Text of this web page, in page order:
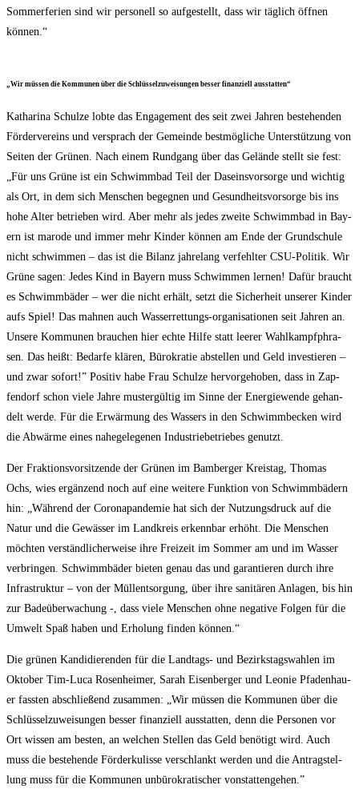
Som­mer­fe­ri­en sind wir per­so­nell so auf­ge­stellt, dass wir täg­lich öff­nen
können.“
„Wir müs­sen die Kom­mu­nen über die Schlüs­sel­zu­wei­sun­gen bes­ser finan­zi­ell ausstatten“
Katha­ri­na Schul­ze lob­te das Enga­ge­ment des seit zwei Jah­ren bestehen­den
För­der­ver­eins und ver­sprach der Gemein­de best­mög­li­che Unter­stüt­zung von
Sei­ten der Grü­nen. Nach einem Rund­gang über das Gelän­de stellt sie fest:
„Für uns Grü­ne ist ein Schwimm­bad Teil der Daseins­vor­sor­ge und wich­tig
als Ort, in dem sich Men­schen begeg­nen und Gesund­heits­vor­sor­ge bis ins
hohe Alter betrie­ben wird. Aber mehr als jedes zwei­te Schwimm­bad in Bay­
ern ist maro­de und immer mehr Kin­der kön­nen am Ende der Grund­schu­le
nicht schwim­men – das ist die Bilanz jah­re­lang ver­fehl­ter CSU-Poli­tik. Wir
Grü­ne sagen: Jedes Kind in Bay­ern muss Schwim­men ler­nen! Dafür braucht
es Schwimm­bä­der – wer die nicht erhält, setzt die Sicher­heit unse­rer Kin­der
aufs Spiel! Das mah­nen auch Was­ser­ret­tungs-orga­ni­sa­tio­nen seit Jah­ren an.
Unse­re Kom­mu­nen brau­chen hier ech­te Hil­fe statt lee­rer Wahl­kampf­phra­
sen. Das heißt: Bedar­fe klä­ren, Büro­kra­tie abstel­len und Geld inves­tie­ren –
und zwar sofort!” Posi­tiv habe Frau Schul­ze her­vor­ge­ho­ben, dass in Zap­
fen­dorf schon vie­le Jah­re mus­ter­gül­tig im Sin­ne der Ener­gie­wen­de gehan­
delt wer­de. Für die Erwär­mung des Was­sers in den Schwimm­be­cken wird
die Abwär­me eines nahe­ge­le­ge­nen Indus­trie­be­trie­bes genutzt.
Der Frak­ti­ons­vor­sit­zen­de der Grü­nen im Bam­ber­ger Kreis­tag, Tho­mas
Ochs, wies ergän­zend noch auf eine wei­te­re Funk­ti­on von Schwimm­bä­dern
hin: „Wäh­rend der Coro­na­pan­de­mie hat sich der Nut­zungs­druck auf die
Natur und die Gewäs­ser im Land­kreis erkenn­bar erhöht. Die Men­schen
möch­ten ver­ständ­li­cher­wei­se ihre Frei­zeit im Som­mer am und im Was­ser
ver­brin­gen. Schwimm­bä­der bie­ten genau das und garan­tie­ren durch ihre
Infra­struk­tur – von der Müll­ent­sor­gung, über ihre sani­tä­ren Anla­gen, bis hin
zur Bade­über­wa­chung -, dass vie­le Men­schen ohne nega­ti­ve Fol­gen für die
Umwelt Spaß haben und Erho­lung fin­den können.“
Die grü­nen Kan­di­die­ren­den für die Land­tags- und Bezirks­tags­wah­len im
Okto­ber Tim-Luca Rosen­hei­mer, Sarah Eisen­ber­ger und Leo­nie Pfa­den­hau­
er fass­ten abschlie­ßend zusam­men: „Wir müs­sen die Kom­mu­nen über die
Schlüs­sel­zu­wei­sun­gen bes­ser finan­zi­ell aus­stat­ten, denn die Per­so­nen vor
Ort wis­sen am bes­ten, an wel­chen Stel­len das Geld benö­tigt wird. Auch
muss die bestehen­de För­der­ku­lis­se ver­schlankt wer­den und die Antrag­stel­
lung muss für die Kom­mu­nen unbü­ro­kra­ti­scher vonstattengehen.”